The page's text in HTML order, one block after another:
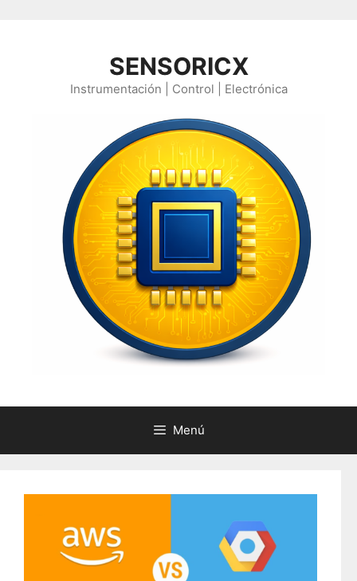
SENSORICX
Instrumentación | Control | Electrónica
Menú